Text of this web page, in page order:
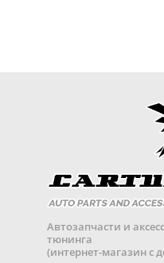
Автозапчасти и
тюнинга
(интернет-магазин с